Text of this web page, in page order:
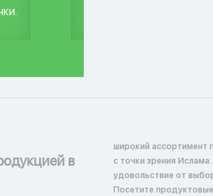
в
широкий ассортимент
с точки зрения
удовольствие от
Посетите